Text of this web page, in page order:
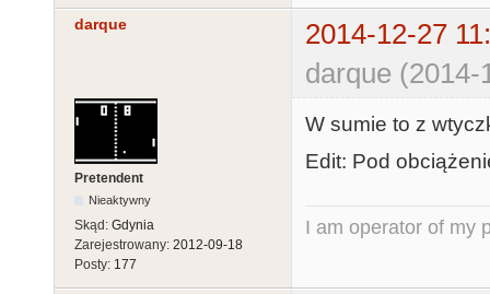
darque
2014-12-27
darque
Pretendent
Nieaktywny
Skąd: Gdynia
Zarejestrowany: 2012-09-18
Posty: 177
W sumie to z
Edit: Pod
I am operator of my